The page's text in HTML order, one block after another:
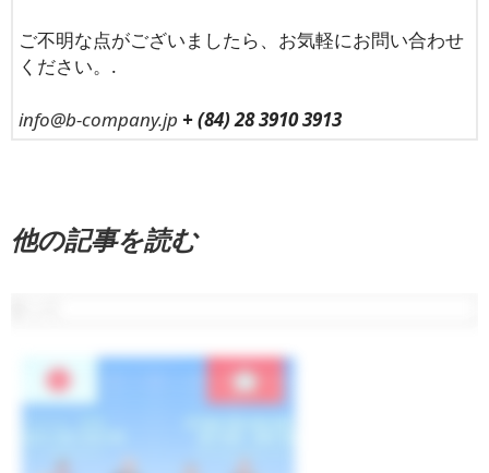
ご不明な点がございましたら、お気軽にお問い合わせ
ください。.
info@b-company.jp + (84) 28 3910 3913
他の記事を読む